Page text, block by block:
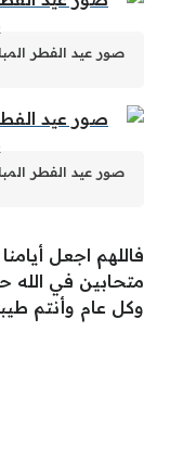
فاللهم اجعل
متحابين في الله
وكل عام وأنتم